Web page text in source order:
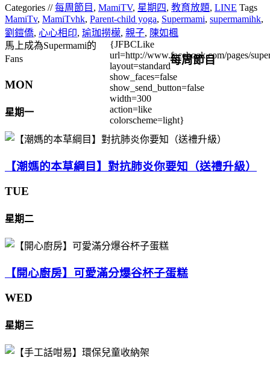
Categories //每周節目 , MamiTV, 星期四, 教育放題, LINE Tags
MamiTv, MamiTvhk, Parent-child yoga, Supermami, supermamihk,
劉鎧僑, 心心相印, 瑜珈撈檬, 親子, 陳如楓
馬上成為Supermami的
Fans
{JFBCLike
url=http://www.facebook.com/pages/
layout=standard
show_faces=false
show_send_button=false
width=300
action=like
colorscheme=light}
每周節目
MON
星期一
【潮媽的本草綱目】對抗肺炎你要知（送禮升級）
TUE
星期二
【開心廚房】可愛滿分爆谷杯子蛋糕
WED
星期三